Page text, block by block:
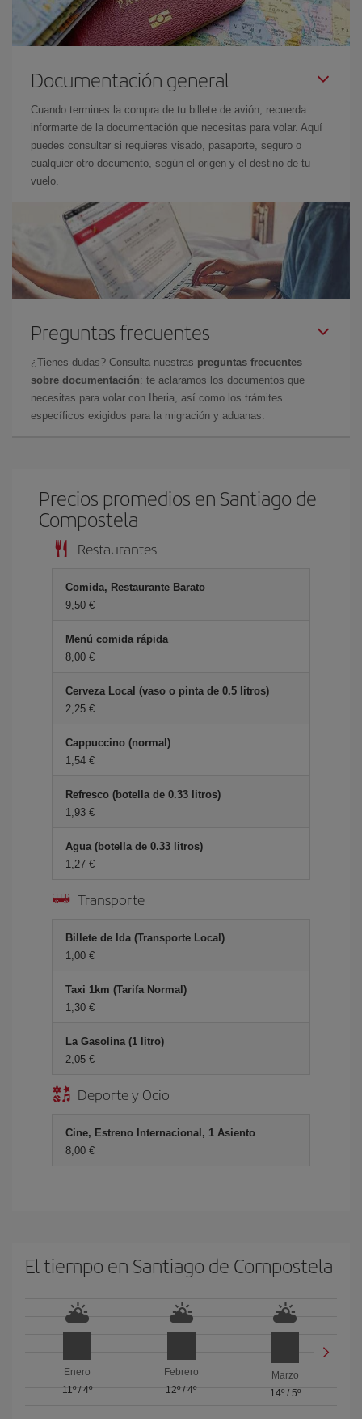
Documentación general
Cuando termines la compra de tu billete de avión, recuerda
informarte de la documentación que necesitas para volar. Aquí
puedes consultar si requieres visado, pasaporte, seguro o
cualquier otro documento, según el origen y el destino de tu
vuelo.
Preguntas frecuentes
¿Tienes dudas? Consulta nuestras preguntas frecuentes
sobre documentación: te aclaramos los documentos que
necesitas para volar con Iberia, así como los trámites
específicos exigidos para la migración y aduanas.
Precios promedios en Santiago de
Compostela
Restaurantes
Comida, Restaurante Barato
9,50 €
Menú comida rápida
8,00 €
Cerveza Local (vaso o pinta de 0.5 litros)
2,25 €
Cappuccino (normal)
1,54 €
Refresco (botella de 0.33 litros)
1,93 €
Agua (botella de 0.33 litros)
1,27 €
Transporte
Billete de Ida (Transporte Local)
1,00 €
Taxi 1km (Tarifa Normal)
1,30 €
La Gasolina (1 litro)
2,05 €
Deporte y Ocio
Cine, Estreno Internacional, 1 Asiento
8,00 €
El tiempo en Santiago de Compostela
Enero
11º/ 4º
Febrero
12º/ 4º
Marzo
14º/ 5º